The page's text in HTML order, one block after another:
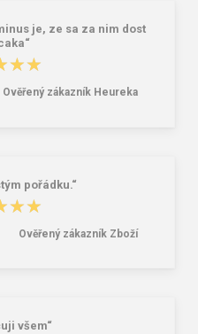
Dámske gumáky DEMAR RAINNY
je, ze sa za nim dost
Ověřený zákazník Heureka
pořádku.“
Ověřený zákazník Zboží
všem“